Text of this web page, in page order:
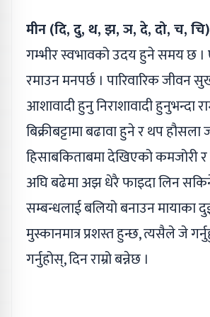
मीन (दि, दु, थ, झ, ञ, दे, दो, च, चि)
गम्भीर स्वभावको उदय हुने समय छ
रमाउन मनपर्छ । पारिवारिक जीवन
आशावादी हुनु निराशावादी हुनुभन्दा
बिक्रीबट्टामा बढावा हुने र थप हौसला
हिसाबकिताबमा देखिएको कमजोरी र
अघि बढेमा अझ धेरै फाइदा लिन
सम्बन्धलाई बलियो बनाउन मायाका
मुस्कानमात्र प्रशस्त हुन्छ, त्यसैले जे
गर्नुहोस्, दिन राम्रो बन्नेछ ।